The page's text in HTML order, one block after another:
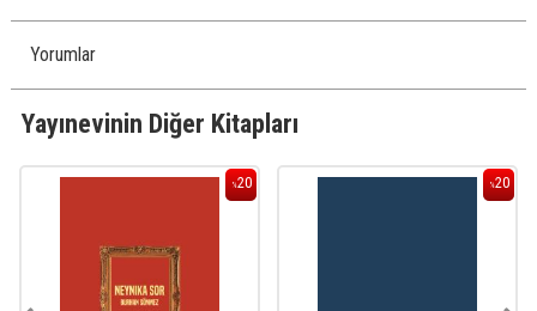
Yorumlar
Yayınevinin Diğer Kitapları
%20 %20